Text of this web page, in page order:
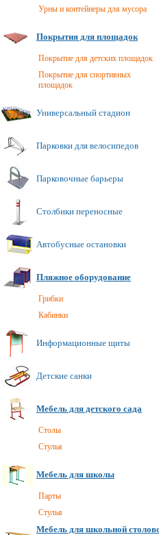
Урны и контейнеры для мусора
Покрытия для площадок
Покрытие для детских площадок
Покрытие для спортивных
площадок
Универсальный стадион
Парковки для велосипедов
Парковочные барьеры
Столбики переносные
Автобусные остановки
Пляжное оборудование
Грибки
Кабинки
Информационные щиты
Детские санки
Мебель для детского сада
Cтолы
Стулья
Мебель для школы
Парты
Стулья
Мебель для школьной